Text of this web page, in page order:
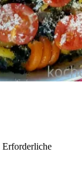
Erforderliche